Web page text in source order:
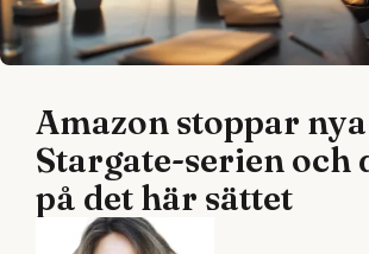
Amazon stoppar nya
Stargate-serien och
på det här sättet